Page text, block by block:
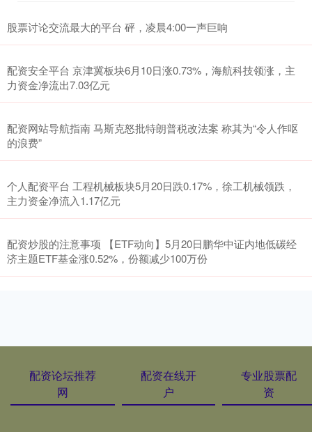
股票讨论交流最大的平台 砰，凌晨4:00一声巨响
配资安全平台 京津冀板块6月10日涨0.73%，海航科技领涨，主
力资金净流出7.03亿元
配资网站导航指南 马斯克怒批特朗普税改法案 称其为“令人作呕
的浪费”
个人配资平台 工程机械板块5月20日跌0.17%，徐工机械领跌，
主力资金净流入1.17亿元
配资炒股的注意事项 【ETF动向】5月20日鹏华中证内地低碳经
济主题ETF基金涨0.52%，份额减少100万份
配资论坛推荐
网
配资在线开
户
专业股票配
资